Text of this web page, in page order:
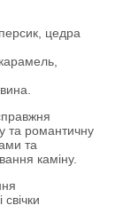
цедра
та романтичну
та
каміну.